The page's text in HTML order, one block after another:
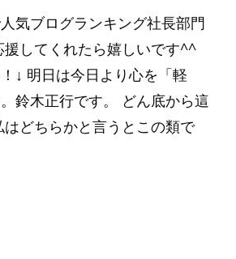
気ブログランキング社長部門
援してくれたら嬉しいです^^
↓ 明日は今日より心を「軽
鈴木正行です。 どん底から這
どちらかと言うとこの類で